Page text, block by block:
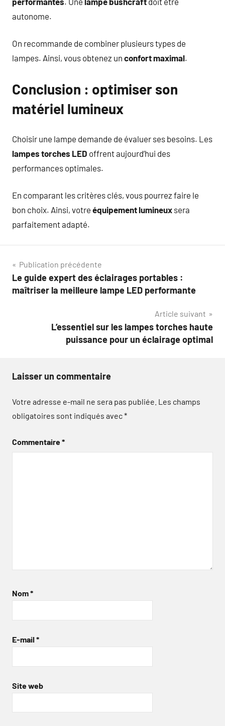
autonome.
On recommande de combiner plusieurs types de
lampes. Ainsi, vous obtenez un confort maximal.
Conclusion : optimiser son
matériel lumineux
Choisir une lampe demande de évaluer ses besoins. Les
lampes torches LED offrent aujourd’hui des
performances optimales.
En comparant les critères clés, vous pourrez faire le
bon choix. Ainsi, votre équipement lumineux sera
parfaitement adapté.
Navigation
de
Publication précédente
Le guide expert des éclairages portables :
maîtriser la meilleure lampe LED performante
Article suivant
L’essentiel sur les lampes torches haute
puissance pour un éclairage optimal
Laisser un commentaire
Votre adresse e-mail ne sera pas publiée. Les champs
obligatoires sont indiqués avec*
Commentaire*
Nom*
E-mail *
Site web